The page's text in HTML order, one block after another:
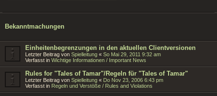
Bekanntmachungen
Einheitenbegrenzungen in den aktuellen Clientversionen
Letzter Beitrag von Spielleitung « So Mai 29, 2011 9:32 am
Verfasst in Wichtige Informationen / Important News
Rules for "Tales of Tamar"/Regeln für "Tales of Tamar"
Letzter Beitrag von Spielleitung « Do Nov 23, 2006 6:43 pm
Verfasst in Regeln und Verstöße / Rules and Violations